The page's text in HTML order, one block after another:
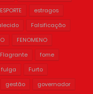
ESPORTE
estragos
Falsificação
FENOMENO
Flagrante
fome
fulga
Furto
gestão
governador